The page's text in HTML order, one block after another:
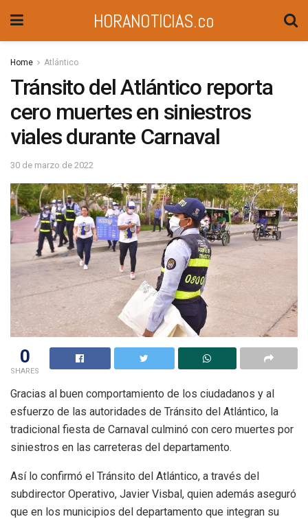
HORANOTICIAS.co
Home Atlántico
Tránsito del Atlántico reporta
cero muertes en siniestros
viales durante Carnaval
30 de marzo de 2022
0
SHARES
Gracias al buen comportamiento de los ciudadanos y al
esfuerzo de las autoridades de Tránsito del Atlántico, la
tradicional fiesta de Carnaval culminó con cero muertes por
siniestros en las carreteras del departamento.
Así lo confirmó el Tránsito del Atlántico, a través del
subdirector Operativo, Javier Visbal, quien además aseguró
que en los municipios del departamento que integran su